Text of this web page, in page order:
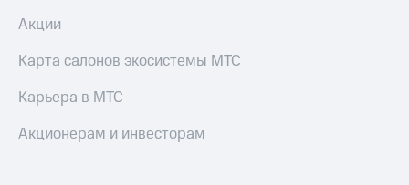
Акции
Карта салонов экосистемы МТС
Карьера в МТС
Акционерам и инвесторам